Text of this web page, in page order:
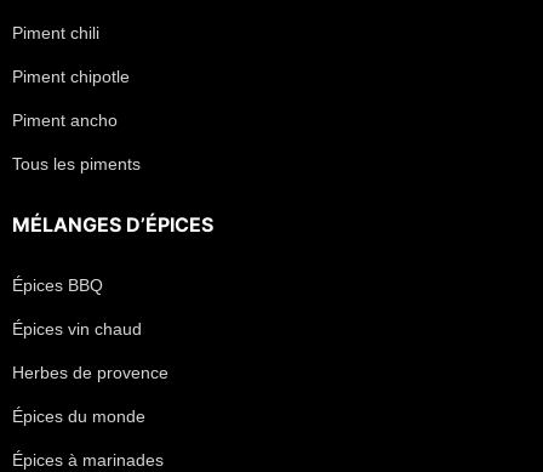
Piment chili
Piment chipotle
Piment ancho
Tous les piments
MÉLANGES D’ÉPICES
Épices BBQ
Épices vin chaud
Herbes de provence
Épices du monde
Épices à marinades